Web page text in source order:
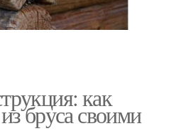
как
бруса своими